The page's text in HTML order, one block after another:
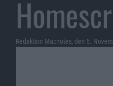
Redaktion Macnotes, den 6.